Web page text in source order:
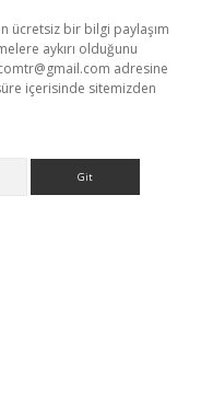
ücretsiz bir bilgi paylaşım
aykırı olduğunu
adresine
içerisinde sitemizden